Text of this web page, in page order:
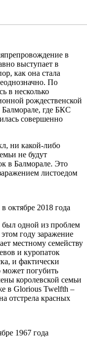
в
выступает в
как она стала
По
в несколько
рождественской
где БКС
совершенно
ни какой-либо
не будут
в Балморале. Это
листоедом
октябре 2018 года
был одной из проблем
году заражение
местному семейству
и куропаток
и фактически
может погубить
королевской семьи
в Glorious Twelfth –
отстрела красных
1967 года